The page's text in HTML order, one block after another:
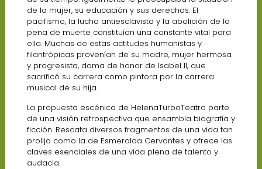
de la mujer, su educación y sus derechos. El
pacifismo, la lucha antiesclavista y la abolición de la
pena de muerte constituían una constante vital para
ella. Muchas de estas actitudes humanistas y
filantrópicas provenían de su madre, mujer hermosa
y progresista, dama de honor de Isabel II, que
sacrificó su carrera como pintora por la carrera
musical de su hija.
La propuesta escénica de HelenaTurboTeatro parte
de una visión retrospectiva que ensambla biografía y
ficción. Rescata diversos fragmentos de una vida tan
prolija como la de Esmeralda Cervantes y ofrece las
claves esenciales de una vida plena de talento y
audacia.